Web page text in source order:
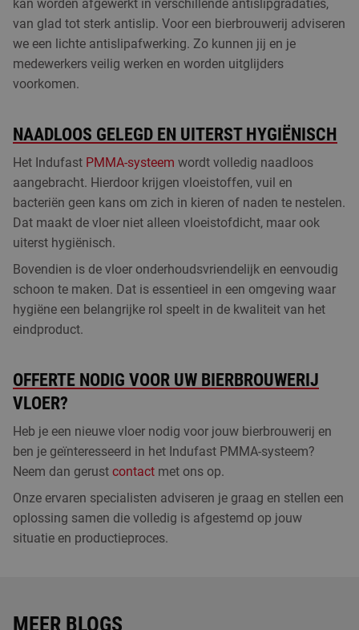
kan worden afgewerkt in verschillende antislipgradaties,
van glad tot sterk antislip. Voor een bierbrouwerij adviseren
we een lichte antislipafwerking. Zo kunnen jij en je
medewerkers veilig werken en worden uitglijders
voorkomen.
NAADLOOS GELEGD EN UITERST HYGIËNISCH
Het Indufast PMMA-systeem wordt volledig naadloos
aangebracht. Hierdoor krijgen vloeistoffen, vuil en
bacteriën geen kans om zich in kieren of naden te nestelen.
Dat maakt de vloer niet alleen vloeistofdicht, maar ook
uiterst hygiënisch.
Bovendien is de vloer onderhoudsvriendelijk en eenvoudig
schoon te maken. Dat is essentieel in een omgeving waar
hygiëne een belangrijke rol speelt in de kwaliteit van het
eindproduct.
OFFERTE NODIG VOOR UW BIERBROUWERIJ
VLOER?
Heb je een nieuwe vloer nodig voor jouw bierbrouwerij en
ben je geïnteresseerd in het Indufast PMMA-systeem?
Neem dan gerust contact met ons op.
Onze ervaren specialisten adviseren je graag en stellen een
oplossing samen die volledig is afgestemd op jouw
situatie en productieproces.
MEER BLOGS